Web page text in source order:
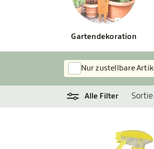
Gartendekoration
Nur zustellbare
Alle Filter